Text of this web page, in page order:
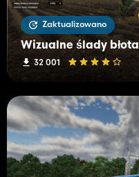
Zaktualizowano
Wizualne ślady błota
32 001